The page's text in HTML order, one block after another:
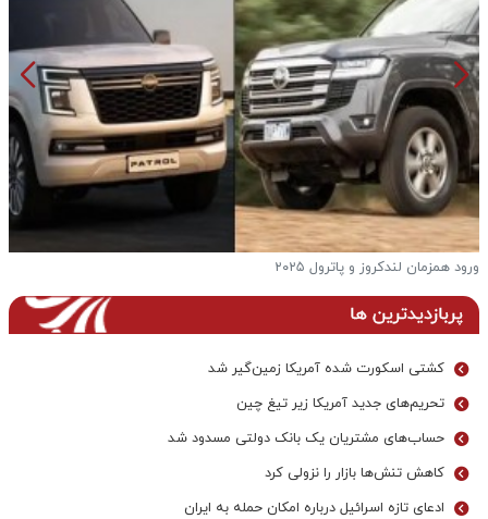
ورود همزمان لندکروز و پاترول ۲۰۲۵
پربازدیدترین ها
کشتی اسکورت شده آمریکا زمین‌گیر شد
تحریم‌های جدید آمریکا زیر تیغ چین
حساب‌های مشتریان یک بانک‌ دولتی مسدود شد
کاهش تنش‌ها بازار را نزولی کرد
ادعای تازه اسرائیل درباره امکان حمله به ایران